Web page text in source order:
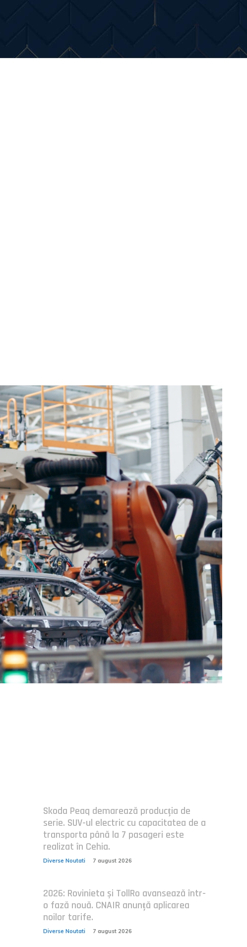
Skoda Peaq demarează producția de
serie. SUV-ul electric cu capacitatea de a
transporta până la 7 pasageri este
realizat în Cehia.
Diverse Noutati 7 august 2026
2026: Rovinieta și TollRo avansează într-
o fază nouă. CNAIR anunță aplicarea
noilor tarife.
Diverse Noutati 7 august 2026